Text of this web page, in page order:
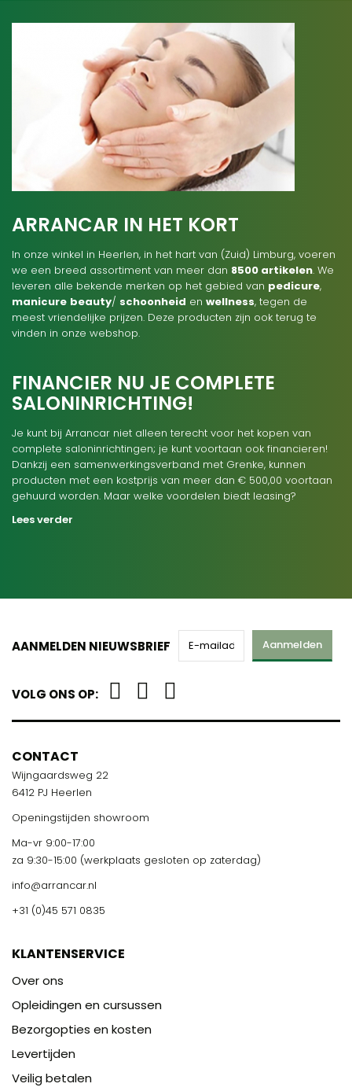
ARRANCAR IN HET KORT
In onze winkel in Heerlen, in het hart van (Zuid) Limburg, voeren
we een breed assortiment van meer dan 8500 artikelen. We
leveren alle bekende merken op het gebied van pedicure,
manicure beauty/ schoonheid en wellness, tegen de
meest vriendelijke prijzen. Deze producten zijn ook terug te
vinden in onze webshop.
FINANCIER NU JE COMPLETE
SALONINRICHTING!
Je kunt bij Arrancar niet alleen terecht voor het kopen van
complete saloninrichtingen; je kunt voortaan ook financieren!
Dankzij een samenwerkingsverband met Grenke, kunnen
producten met een kostprijs van meer dan € 500,00 voortaan
gehuurd worden. Maar welke voordelen biedt leasing?
Lees verder
AANMELDEN NIEUWSBRIEF Aanmelden
VOLG ONS OP:
CONTACT
Wijngaardsweg 22
6412 PJ Heerlen
Openingstijden showroom
Ma-vr 9:00-17:00
za 9:30-15:00 (werkplaats gesloten op zaterdag)
info@arrancar.nl
+31 (0)45 571 0835
KLANTENSERVICE
Over ons
Opleidingen en cursussen
Bezorgopties en kosten
Levertijden
Veilig betalen